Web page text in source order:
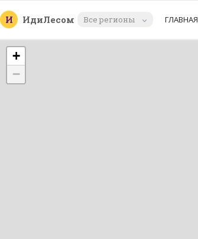
И ИдиЛесом Все регионы ГЛАВНАЯ
+
−